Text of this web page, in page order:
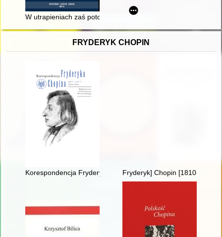
W utrapieniach zaś potocznych jako mamy za zwyczaj
FRYDERYK CHOPIN
Korespondencja Fryderyka Chopina. T. 3 cz. 1,
Fryderyk] Chopin [1810-1849]